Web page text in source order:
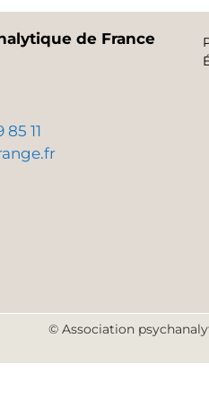
de France
85 11
© Association